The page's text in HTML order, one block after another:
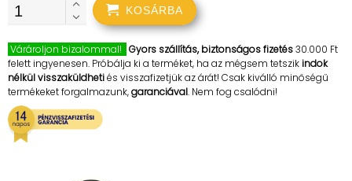
KOSÁRBA
Várároljon bizalommal! Gyors szállítás, biztonságos fizetés30.000 Ft
felett ingyenesen. Próbálja ki a terméket, ha az mégsem tetszikindok
nélkül visszaküldhetiés visszafizetjük az árát! Csak kiválló minőségű
termékeket forgalmazunk,garanciával. Nem fog csalódni!